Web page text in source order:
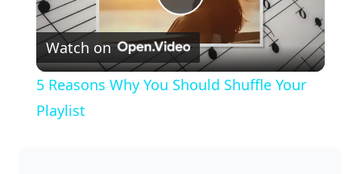
P
l
Watch on
5 Reasons Why You Should Shuffle Your
Playlist